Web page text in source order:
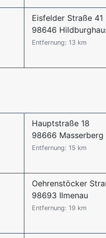
Eisfelder Straße 41
98646
Entfernung: 13 km
Hauptstraße 18
98666 Masserberg
Entfernung: 15 km
Oehrenstöcker
98693 Ilmenau
Entfernung: 19 km